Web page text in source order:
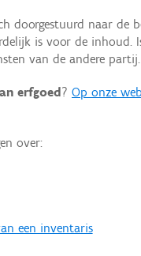
doorgestuurd naar de
is voor de
van de andere partij.
erfgoed ? Op onze
over:
een inventaris